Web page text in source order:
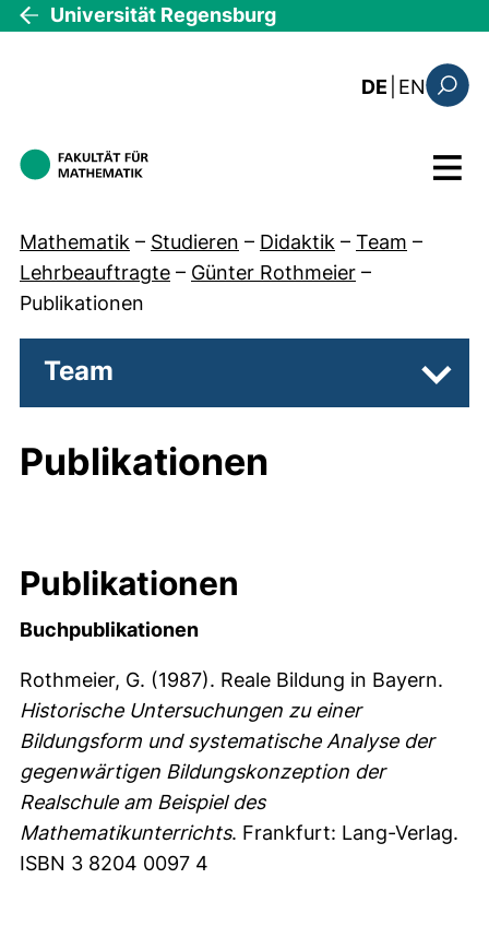
Direkt zum Inhalt
Universität Regensburg
DE EN: the
Menü
Mathematik – Studieren – Didaktik – Team –
Lehrbeauftragte – Günter Rothmeier –
Publikationen
Team
Publikationen
Publikationen
Buchpublikationen
Rothmeier, G. (1987). Reale Bildung in Bayern.
Historische Untersuchungen zu einer
Bildungsform und systematische Analyse der
gegenwärtigen Bildungskonzeption der
Realschule am Beispiel des
Mathematikunterrichts. Frankfurt: Lang-Verlag.
ISBN 3 8204 0097 4